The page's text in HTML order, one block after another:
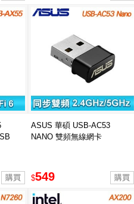
ASUS 華碩 USB-AC53
NANO 雙頻無線網卡
$549